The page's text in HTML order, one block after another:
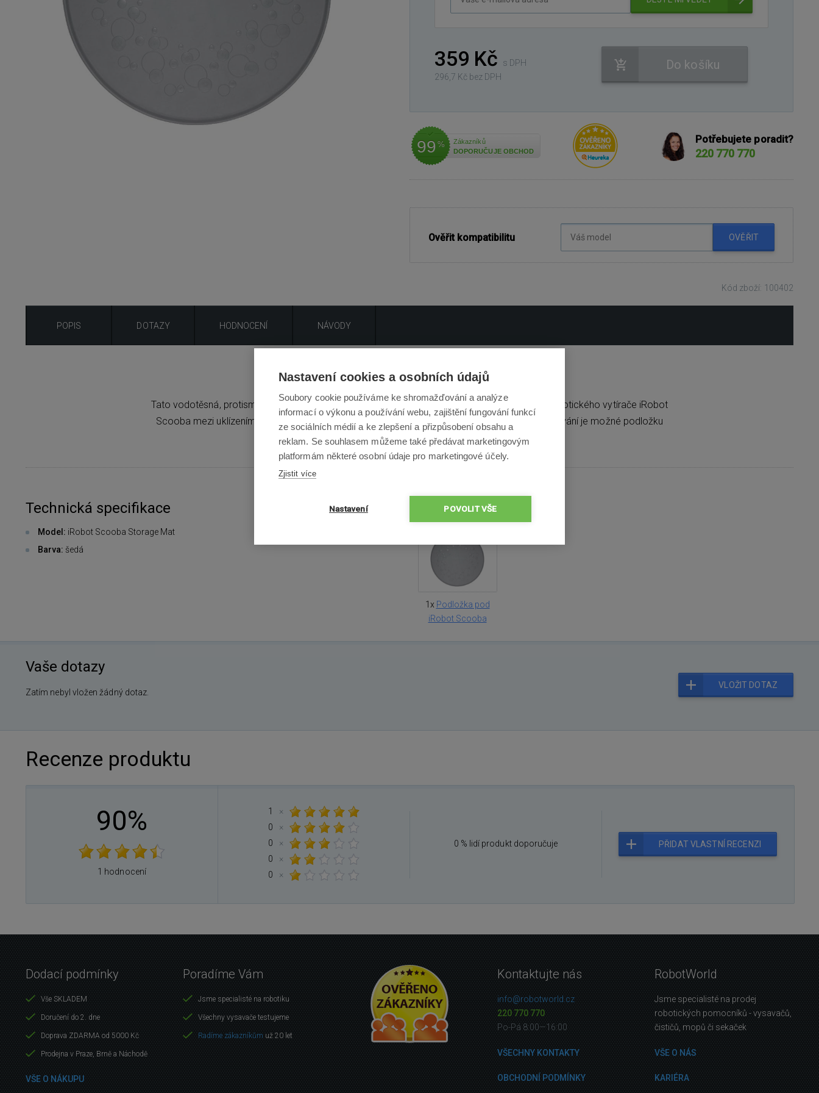
359 Kč
s DPH
296,7 Kč bez DPH
Do košíku
99 %
Zákazníků
DOPORUČUJE OBCHOD
Potřebujete poradit?
220 770 770
Ověřit kompatibilitu OVĚŘIT
Kód zboží: 100402
POPIS DOTAZY HODNOCENÍ NÁVODY
Popis produktu
Tato vodotěsná, protismyková, omyvatelná gumová podložka slouží pro uskladnění vašeho robotického vytírače iRobot
Scooba mezi uklízením a zároveň zachovává vaši podlahu čistou a suchou. V případě nepoužívání je možné podložku
zrolovat a uskladnit.
Technická specifikace
Model: iRobot Scooba Storage Mat
Barva: šedá
Obsah Balení
1x Podložka pod
iRobot Scooba
Vaše dotazy
VLOŽIT DOTAZ
Zatím nebyl vložen žádný dotaz.
Recenze produktu
90%
1 hodnocení
1
×
0
×
0
×
0
×
0
×
0 % lidí produkt doporučuje PŘIDAT VLASTNÍ RECENZI
Dodací podmínky
Vše SKLADEM
Doručení do 2. dne
Doprava ZDARMA od 5000 Kč
Prodejna v Praze, Brně a Náchodě
VŠE O NÁKUPU
Poradíme Vám
Jsme specialisté na robotiku
Všechny vysavače testujeme
Radíme zákazníkům už 20 let
Kontaktujte nás
info@robotworld.cz
220 770 770
Po-Pá 8:00—16:00
VŠECHNY KONTAKTY
OBCHODNÍ PODMÍNKY
RobotWorld
Jsme specialisté na prodej
robotických pomocníků - vysavačů,
čističů, mopů či sekaček
VŠE O NÁS
KARIÉRA
Nastavení cookies a osobních údajů
Soubory cookie používáme ke shromažďování a analýze
informací o výkonu a používání webu, zajištění fungování funkcí
ze sociálních médií a ke zlepšení a přizpůsobení obsahu a
reklam. Se souhlasem můžeme také předávat marketingovým
platformám některé osobní údaje pro marketingové účely.
Zjistit více
Nastavení POVOLIT VŠE